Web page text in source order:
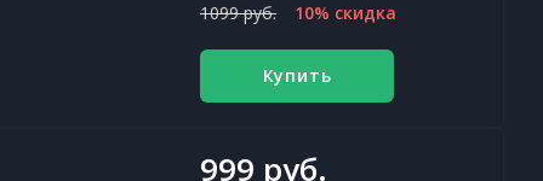
1099 руб. 10% скидка
Купить
999 руб.